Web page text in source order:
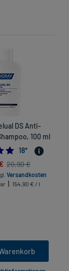
DS Anti-
100 ml
18*
20,90 €
Versandkosten
154,90 € / l